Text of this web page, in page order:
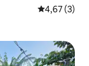
4,67 (3)